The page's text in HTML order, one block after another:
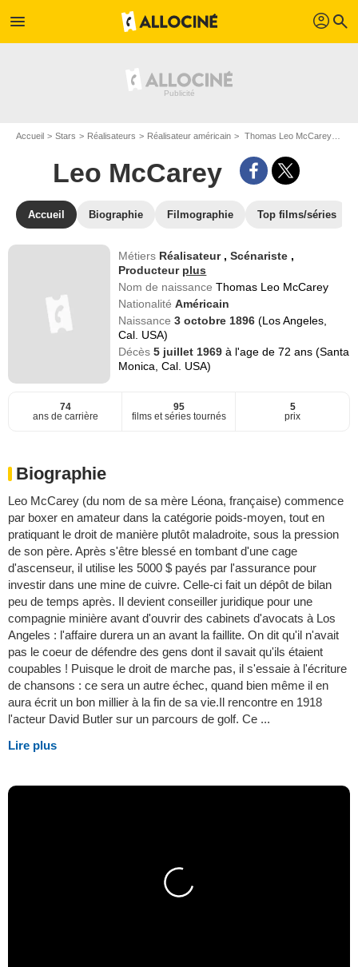
menu profil search
Accueil Stars Réalisateurs Réalisateur américain Thomas Leo McCarey dit Leo McCarey
Leo McCarey
Accueil Biographie Filmographie Top films/séries
Métiers Réalisateur ,Scénariste ,
Producteur plus
Nom de naissanceThomas Leo McCarey
NationalitéAméricain
Naissance3 octobre 1896(Los Angeles,
Cal. USA)
Décès5 juillet 1969à l'age de 72 ans (Santa
Monica, Cal. USA)
74
ans de carrière
95
films et séries tournés
5
prix
Biographie
Leo McCarey (du nom de sa mère Léona, française) commence
par boxer en amateur dans la catégorie poids-moyen, tout en
pratiquant le droit de manière plutôt maladroite, sous la pression
de son père. Après s'être blessé en tombant d'une cage
d'ascenseur, il utilise les 5000 $ payés par l'assurance pour
investir dans une mine de cuivre. Celle-ci fait un dépôt de bilan
peu de temps après. Il devient conseiller juridique pour une
compagnie minière avant d'ouvrir des cabinets d'avocats à Los
Angeles : l'affaire durera un an avant la faillite. On dit qu'il n'avait
pas le coeur de défendre des gens dont il savait qu'ils étaient
coupables ! Puisque le droit de marche pas, il s'essaie à l'écriture
de chansons : ce sera un autre échec, quand bien même il en
aura écrit un bon millier à la fin de sa vie.Il rencontre en 1918
l'acteur David Butler sur un parcours de golf. Ce ...
Lire plus